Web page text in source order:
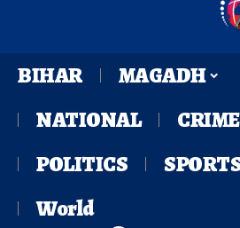
BIHAR
MAGADH
NATIONAL
CRIME
POLITICS
World